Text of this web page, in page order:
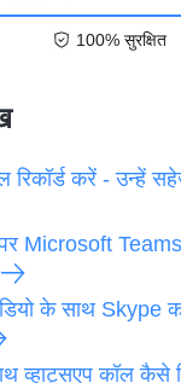
100% सुरक्षित
करें - उन्हें
Microsoft Teams
के साथ Skype
व्हाट्सएप कॉल कैसे